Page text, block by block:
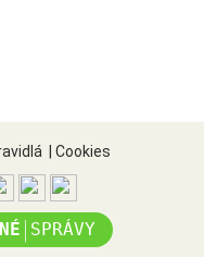
Cookies
| SPRÁVY